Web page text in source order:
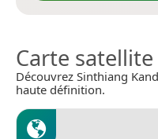
Carte satellite
Découvrez Sinthiang
haute définition.